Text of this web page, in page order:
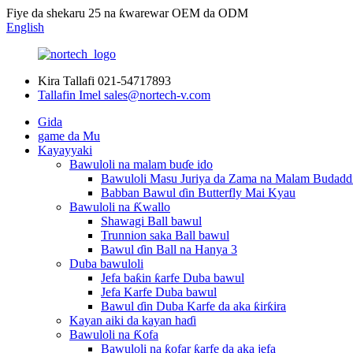
Fiye da shekaru 25 na ƙwarewar OEM da ODM
English
Kira Tallafi 021-54717893
Tallafin Imel sales@nortech-v.com
Gida
game da Mu
Kayayyaki
Bawuloli na malam buɗe ido
Bawuloli Masu Juriya da Zama na Malam
Babban Bawul ɗin Butterfly Mai Kyau
Bawuloli na Ƙwallo
Shawagi Ball bawul
Trunnion saka Ball bawul
Bawul ɗin Ball na Hanya 3
Duba bawuloli
Jefa baƙin ƙarfe Duba bawul
Jefa Karfe Duba bawul
Bawul ɗin Duba Karfe da aka ƙirƙira
Kayan aiki da kayan haɗi
Bawuloli na Ƙofa
Bawuloli na ƙofar ƙarfe da aka jefa